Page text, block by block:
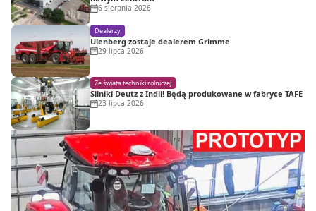
6 sierpnia 2026
Dealerzy
Ulenberg zostaje dealerem Grimme
29 lipca 2026
Ze świata techniki rolniczej
Silniki Deutz z Indii! Będą produkowane w fabryce TAFE
23 lipca 2026